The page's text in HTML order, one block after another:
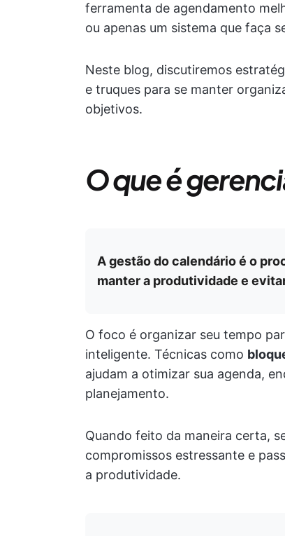
ferramenta de agendamento
ou apenas um sistema que faça
Neste blog, discutiremos
e truques para se manter
objetivos.
O que é
A gestão do calendário é o
manter a produtividade e
O foco é organizar seu tempo
inteligente. Técnicas como
ajudam a otimizar sua agenda,
planejamento.
Quando feito da maneira certa,
compromissos estressante e
a produtividade.